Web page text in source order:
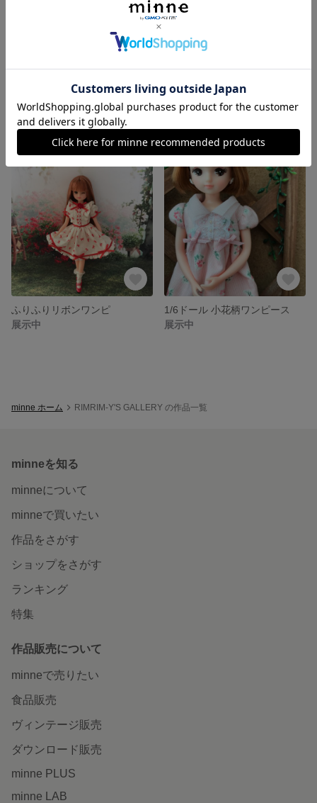
シャーリングワンピース＊ブルー
展示中
展示中
ふりふりリボンワンピ
展示中
1/6ドール 小花柄ワンピース
展示中
minne ホーム RIMRIM-Y'S GALLERY の作品一覧
minneを知る
minneについて
minneで買いたい
作品をさがす
ショップをさがす
ランキング
特集
作品販売について
minneで売りたい
食品販売
ヴィンテージ販売
ダウンロード販売
minne PLUS
minne LAB